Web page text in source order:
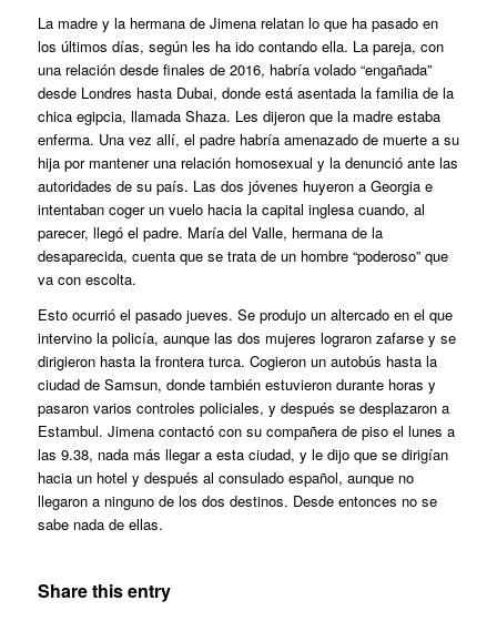
La madre y la hermana de Jimena relatan lo que ha pasado en
los últimos días, según les ha ido contando ella. La pareja, con
una relación desde finales de 2016, habría volado “engañada”
desde Londres hasta Dubai, donde está asentada la familia de la
chica egipcia, llamada Shaza. Les dijeron que la madre estaba
enferma. Una vez allí, el padre habría amenazado de muerte a su
hija por mantener una relación homosexual y la denunció ante las
autoridades de su país. Las dos jóvenes huyeron a Georgia e
intentaban coger un vuelo hacia la capital inglesa cuando, al
parecer, llegó el padre. María del Valle, hermana de la
desaparecida, cuenta que se trata de un hombre “poderoso” que
va con escolta.
Esto ocurrió el pasado jueves. Se produjo un altercado en el que
intervino la policía, aunque las dos mujeres lograron zafarse y se
dirigieron hasta la frontera turca. Cogieron un autobús hasta la
ciudad de Samsun, donde también estuvieron durante horas y
pasaron varios controles policiales, y después se desplazaron a
Estambul. Jimena contactó con su compañera de piso el lunes a
las 9.38, nada más llegar a esta ciudad, y le dijo que se dirigían
hacia un hotel y después al consulado español, aunque no
llegaron a ninguno de los dos destinos. Desde entonces no se
sabe nada de ellas.
Share this entry